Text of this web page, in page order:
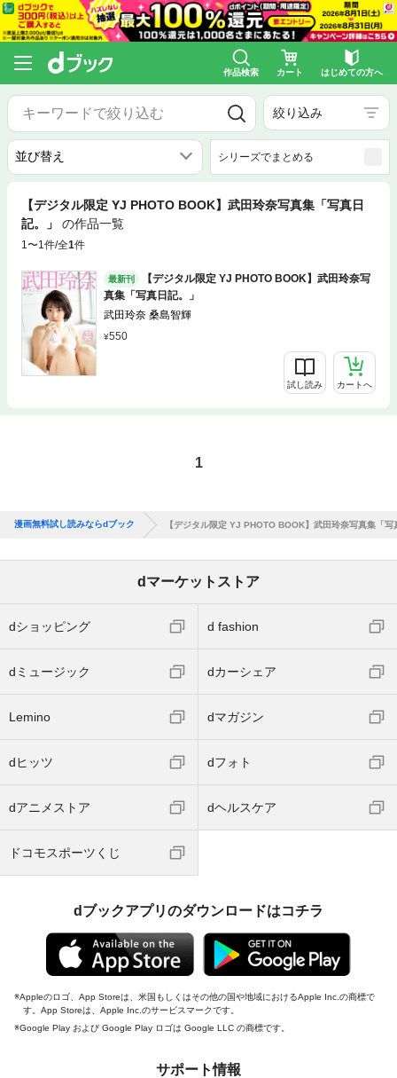
作品検索 カート はじめての方へ
絞り込み
シリーズでまとめる
【デジタル限定 YJ PHOTO BOOK】武田玲奈写真集「写真日
記。」
の作品一覧
1〜1件/全1件
最新刊
【デジタル限定 YJ PHOTO BOOK】武田玲奈写
真集「写真日記。」
武田玲奈 桑島智輝
550
試し読み カートへ
1
漫画無料試し読みならdブック 【デジタル限定 YJ PHOTO BOOK】武田玲奈写真集「写
dマーケットストア
dショッピング d fashion
dミュージック dカーシェア
Lemino dマガジン
dヒッツ dフォト
dアニメストア dヘルスケア
ドコモスポーツくじ
dブックアプリのダウンロードはコチラ
Appleのロゴ、App Storeは、米国もしくはその他の国や地域におけるApple Inc.の商標で
す。App Storeは、Apple Inc.のサービスマークです。
Google Play および Google Play ロゴは Google LLC の商標です。
サポート情報